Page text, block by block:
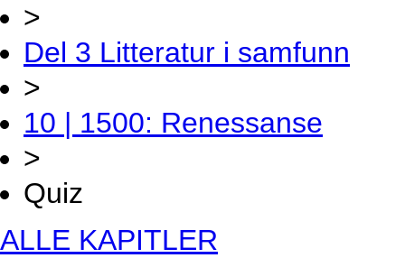
>
Del 3 Litteratur i samfunn
>
10 | 1500: Renessanse
>
Quiz
ALLE KAPITLER